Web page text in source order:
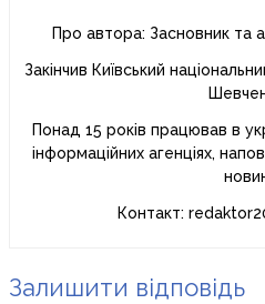
Про автора: Засновник та
Закінчив Київський
Понад 15 років працював в
інформаційних агенціях,
Контакт:
Залишити відповідь